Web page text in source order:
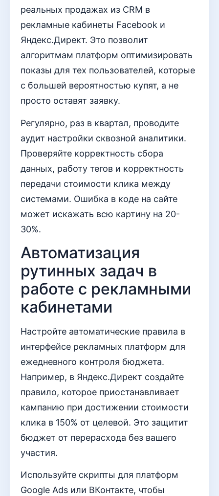
реальных продажах из CRM в
рекламные кабинеты Facebook и
Яндекс.Директ. Это позволит
алгоритмам платформ оптимизировать
показы для тех пользователей, которые
с большей вероятностью купят, а не
просто оставят заявку.
Регулярно, раз в квартал, проводите
аудит настройки сквозной аналитики.
Проверяйте корректность сбора
данных, работу тегов и корректность
передачи стоимости клика между
системами. Ошибка в коде на сайте
может искажать всю картину на 20-
30%.
Автоматизация
рутинных задач в
работе с рекламными
кабинетами
Настройте автоматические правила в
интерфейсе рекламных платформ для
ежедневного контроля бюджета.
Например, в Яндекс.Директ создайте
правило, которое приостанавливает
кампанию при достижении стоимости
клика в 150% от целевой. Это защитит
бюджет от перерасхода без вашего
участия.
Используйте скрипты для платформ
Google Ads или ВКонтакте, чтобы